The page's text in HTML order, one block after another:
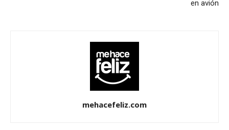
en avión
mehacefeliz.com